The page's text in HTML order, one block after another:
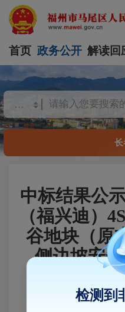
首页 政务公开 解读回
长
中标结果公
（福兴迪）
谷地块（原
侧边坡安
（
检测到